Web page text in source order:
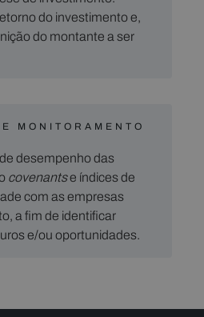
do investimento e,
do montante a ser
MONITORAMENTO
desempenho das
covenantse índices de
com as empresas
a fim de identificar
e/ou oportunidades.